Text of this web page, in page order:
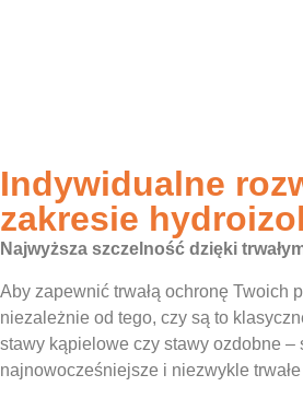
Indywidualne
zakresie
Najwyższa szczelność dzięki
Aby zapewnić trwałą ochronę Twoich
niezależnie od tego, czy są to
stawy kąpielowe czy stawy ozdobne –
najnowocześniejsze i niezwykle